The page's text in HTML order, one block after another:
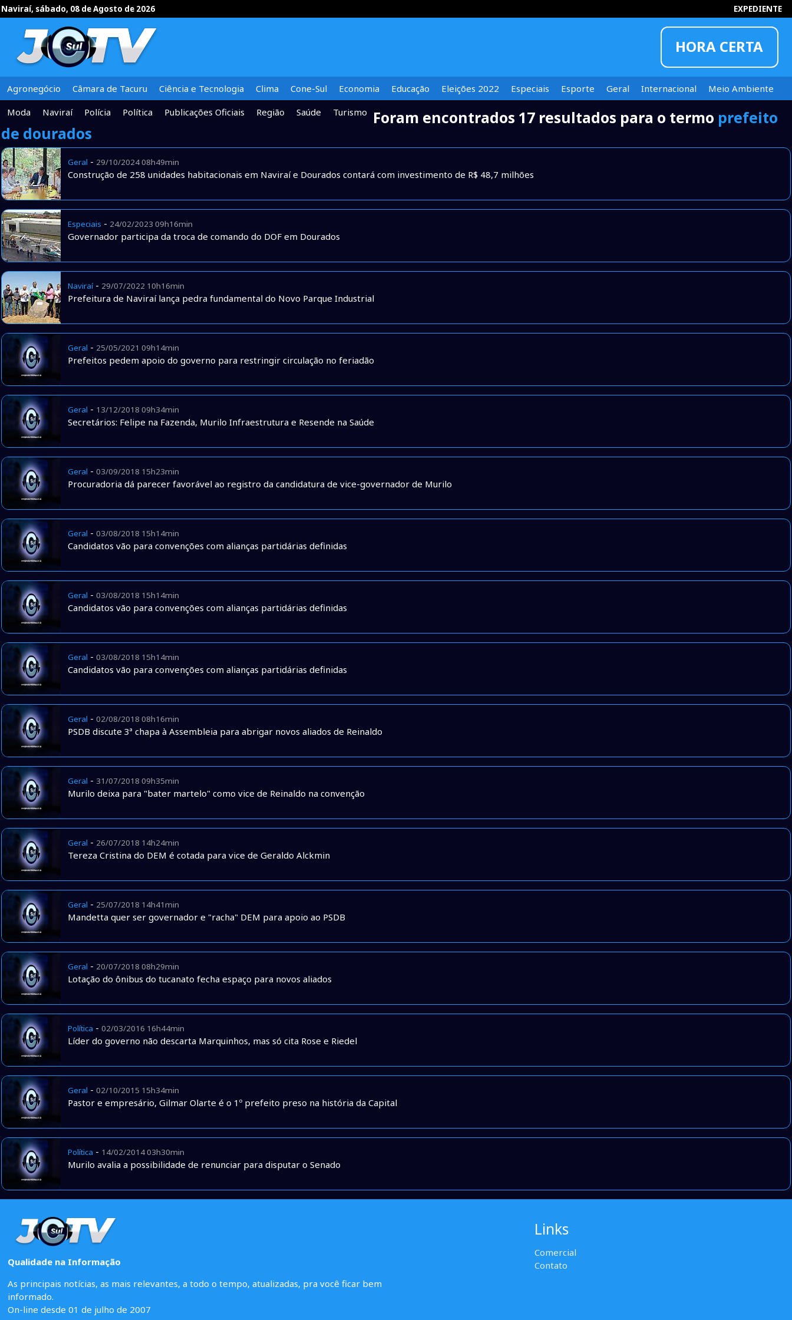
Naviraí, sábado, 08 de Agosto de 2026 EXPEDIENTE
HORA CERTA
INFORMOU
Agronegócio Câmara de Tacuru Ciência e Tecnologia Clima Cone-Sul Economia Educação Eleições 2022 Especiais Esporte Geral Internacional
Meio Ambiente
Moda
Naviraí Polícia Política Publicações Oficiais Região Saúde Turismo Foram encontrados 17 resultados para o termo prefeito
de dourados
Geral - 29/10/2024 08h49min
Construção de 258 unidades habitacionais em Naviraí e Dourados contará com investimento de R$ 48,7 milhões
Especiais - 24/02/2023 09h16min
Governador participa da troca de comando do DOF em Dourados
Naviraí- 29/07/2022 10h16min
Prefeitura de Naviraí lança pedra fundamental do Novo Parque Industrial
Geral - 25/05/2021 09h14min
Prefeitos pedem apoio do governo para restringir circulação no feriadão
Geral - 13/12/2018 09h34min
Secretários: Felipe na Fazenda, Murilo Infraestrutura e Resende na Saúde
Geral - 03/09/2018 15h23min
Procuradoria dá parecer favorável ao registro da candidatura de vice-governador de Murilo
Geral - 03/08/2018 15h14min
Candidatos vão para convenções com alianças partidárias definidas
Geral - 03/08/2018 15h14min
Candidatos vão para convenções com alianças partidárias definidas
Geral - 03/08/2018 15h14min
Candidatos vão para convenções com alianças partidárias definidas
Geral - 02/08/2018 08h16min
PSDB discute 3ª chapa à Assembleia para abrigar novos aliados de Reinaldo
Geral - 31/07/2018 09h35min
Murilo deixa para "bater martelo" como vice de Reinaldo na convenção
Geral - 26/07/2018 14h24min
Tereza Cristina do DEM é cotada para vice de Geraldo Alckmin
Geral - 25/07/2018 14h41min
Mandetta quer ser governador e "racha" DEM para apoio ao PSDB
Geral - 20/07/2018 08h29min
Lotação do ônibus do tucanato fecha espaço para novos aliados
Política - 02/03/2016 16h44min
Líder do governo não descarta Marquinhos, mas só cita Rose e Riedel
Geral - 02/10/2015 15h34min
Pastor e empresário, Gilmar Olarte é o 1º prefeito preso na história da Capital
Política - 14/02/2014 03h30min
Murilo avalia a possibilidade de renunciar para disputar o Senado
Qualidade na Informação
As principais notícias, as mais relevantes, a todo o tempo, atualizadas, pra você ficar bem
informado.
On-line desde 01 de julho de 2007
Links
Comercial
Contato